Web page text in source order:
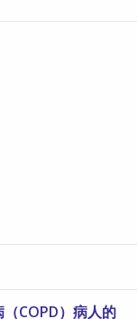
COPD）病人的